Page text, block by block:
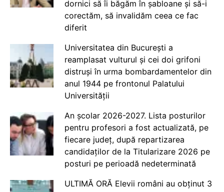
dornici să îi băgăm în șabloane și să-i
corectăm, să invalidăm ceea ce fac
diferit
Universitatea din București a
reamplasat vulturul și cei doi grifoni
distruși în urma bombardamentelor din
anul 1944 pe frontonul Palatului
Universității
An școlar 2026-2027. Lista posturilor
pentru profesori a fost actualizată, pe
fiecare județ, după repartizarea
candidaților de la Titularizare 2026 pe
posturi pe perioadă nedeterminată
ULTIMĂ ORĂ Elevii români au obținut 3